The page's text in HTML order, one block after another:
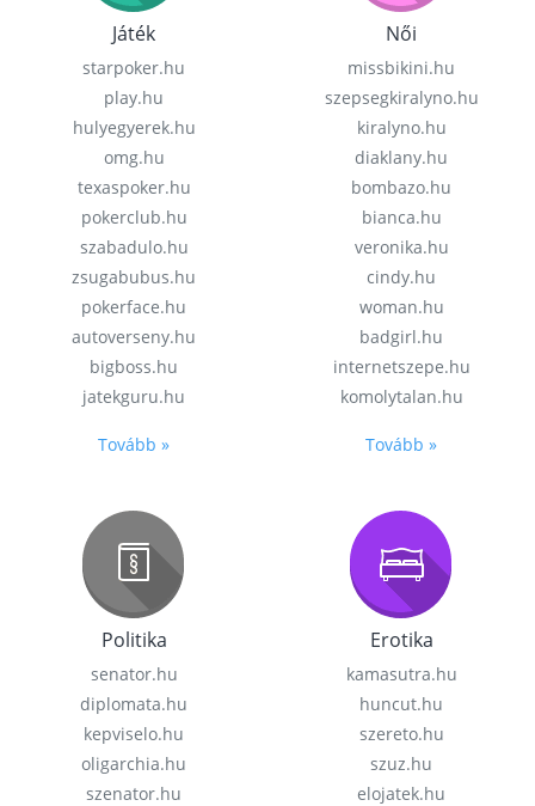
Játék
starpoker.hu
play.hu
hulyegyerek.hu
omg.hu
texaspoker.hu
pokerclub.hu
szabadulo.hu
zsugabubus.hu
pokerface.hu
autoverseny.hu
bigboss.hu
jatekguru.hu
Tovább »
Női
missbikini.hu
szepsegkiralyno.hu
kiralyno.hu
diaklany.hu
bombazo.hu
bianca.hu
veronika.hu
cindy.hu
woman.hu
badgirl.hu
internetszepe.hu
komolytalan.hu
Tovább »
Politika
senator.hu
diplomata.hu
kepviselo.hu
oligarchia.hu
szenator.hu
Erotika
kamasutra.hu
huncut.hu
szereto.hu
szuz.hu
elojatek.hu